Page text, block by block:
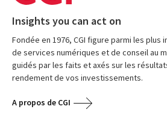
Insights you can act on
Fondée en 1976, CGI figure parmi les
de services numériques et de conseil au
guidés par les faits et axés sur les
rendement de vos investissements.
A propos de CGI